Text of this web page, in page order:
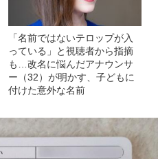
「名前ではないテロップが入
っている」と視聴者から指摘
も…改名に悩んだアナウンサ
ー（32）が明かす、子どもに
付けた意外な名前